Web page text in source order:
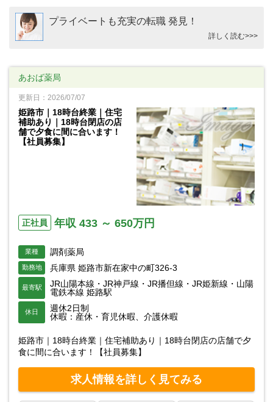
プライベートも充実の転職 発見！
詳しく読む>>>
あおば薬局
更新日：2026/07/07
姫路市｜18時台終業｜住宅
補助あり｜18時台閉店の店
舗で夕食に間に合います！
【社員募集】
正社員 年収 433 ～ 650万円
業種 調剤薬局
勤務地 兵庫県 姫路市新在家中の町326-3
最寄駅
JR山陽本線・JR神戸線・JR播但線・JR姫新線・山陽
電鉄本線 姫路駅
休日
週休2日制
休暇：産休・育児休暇、介護休暇
姫路市｜18時台終業｜住宅補助あり｜18時台閉店の店舗で夕
食に間に合います！【社員募集】
求人情報を詳しく見てみる